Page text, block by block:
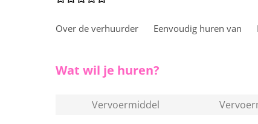
Over de verhuurder Eenvoudig huren van
Wat wil je huren?
Vervoermiddel